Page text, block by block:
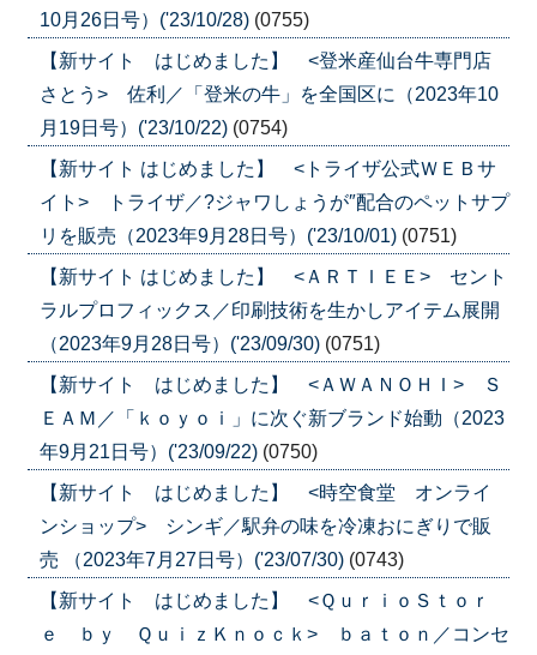
10月26日号）('23/10/28) (0755)
【新サイト はじめました】 <登米産仙台牛専門店
さとう> 佐利／「登米の牛」を全国区に（2023年10
月19日号）('23/10/22) (0754)
【新サイト はじめました】 <トライザ公式ＷＥＢサ
イト> トライザ／?ジャワしょうが″配合のペットサプ
リを販売（2023年9月28日号）('23/10/01) (0751)
【新サイト はじめました】 <ＡＲＴＩＥＥ> セント
ラルプロフィックス／印刷技術を生かしアイテム展開
（2023年9月28日号）('23/09/30) (0751)
【新サイト はじめました】 <ＡＷＡＮＯＨＩ> Ｓ
ＥＡＭ／「ｋｏｙｏｉ」に次ぐ新ブランド始動（2023
年9月21日号）('23/09/22) (0750)
【新サイト はじめました】 <時空食堂 オンライ
ンショップ> シンギ／駅弁の味を冷凍おにぎりで販
売 （2023年7月27日号）('23/07/30) (0743)
【新サイト はじめました】 <ＱｕｒｉｏＳｔｏｒ
ｅ ｂｙ ＱｕｉｚＫｎｏｃｋ> ｂａｔｏｎ／コンセ